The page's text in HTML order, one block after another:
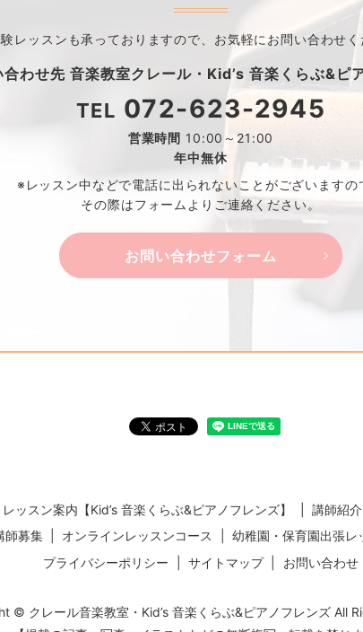
レッスンも承っておりますので、 お気軽にお問い合わせく
合わせ先 音楽教室クレール・ Kid’s 音楽くらぶ&ピ
TEL 072-623-2945
営業時間 10:00～21:00
年中無休
※レッスン中などで電話に出られないことがございますの
その際はフォームよりご連絡ください。
お問い合わせフォーム
レッスン案内【Kid’s 音楽くらぶ&ピアノフレンズ】 講師紹
師募集
オンラインレッスンコース 幼稚園・保育園出張レ
プライバシーポリシー
サイトマップ お問い合わせ
© クレール音楽教室・Kid’s 音楽くらぶ&ピアノフレンズ All